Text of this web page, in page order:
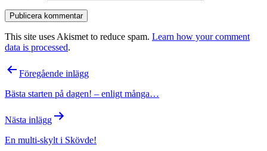
This site uses Akismet to reduce spam. Learn how your comment
data is processed.
Inläggsnavigering
Föregående inlägg
Bästa starten på dagen! – enligt många…
Nästa inlägg
En multi-skylt i Skövde!